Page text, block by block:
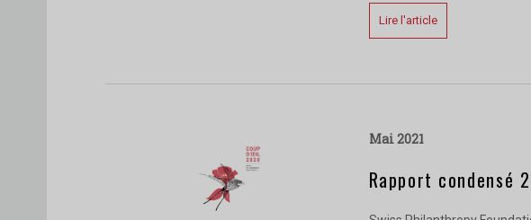
Lire l'article
mai 2021
Rapport condensé